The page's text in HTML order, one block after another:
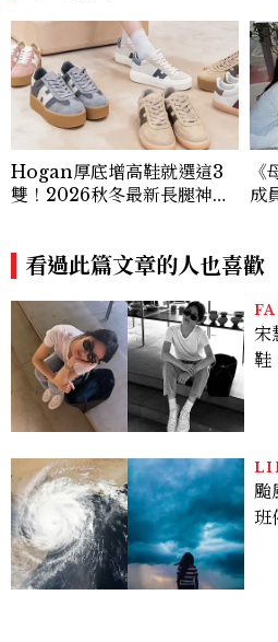
Hogan厚底增高鞋就選這3
雙！2026秋冬最新長腿神
成
看過此篇文章的人也喜歡
宋
鞋
颱
班